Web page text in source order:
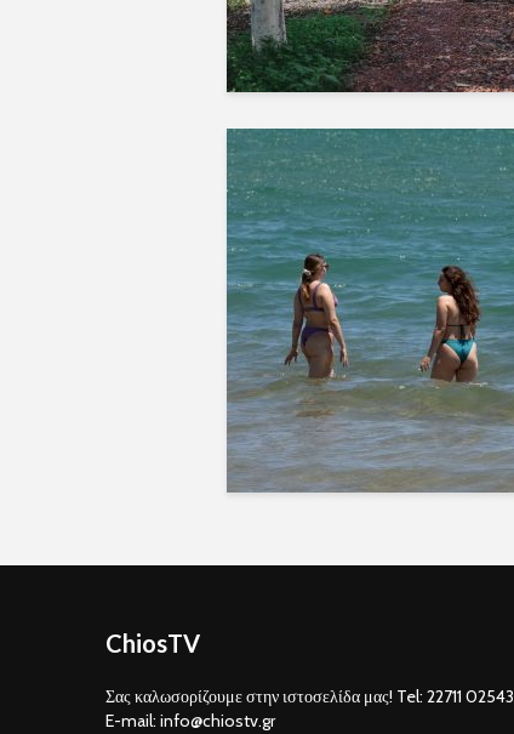
ChiosTV
Σας καλωσορίζουμε στην ιστοσελίδα μας! Tel: 22711 02543
E-mail: info@chiostv.gr